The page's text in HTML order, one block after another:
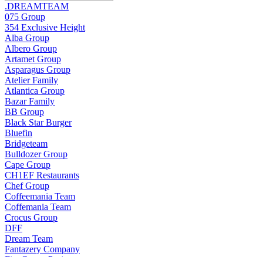
.DREAMTEAM
075 Group
354 Exclusive Height
Alba Group
Albero Group
Artamet Group
Asparagus Group
Atelier Family
Atlantica Group
Bazar Family
BB Group
Black Star Burger
Bluefin
Bridgeteam
Bulldozer Group
Cape Group
CH1EF Restaurants
Chef Group
Coffeemania Team
Coffemania Team
Crocus Group
DFF
Dream Team
Fantazery Company